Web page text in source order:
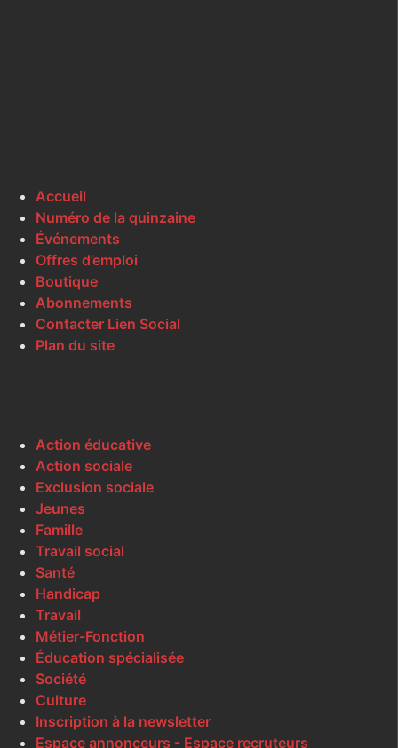
Accueil
Numéro de la quinzaine
Événements
Offres d’emploi
Boutique
Abonnements
Contacter Lien Social
Plan du site
Action éducative
Action sociale
Exclusion sociale
Jeunes
Famille
Travail social
Santé
Handicap
Travail
Métier-Fonction
Éducation spécialisée
Société
Culture
Inscription à la newsletter
Espace annonceurs - Espace recruteurs